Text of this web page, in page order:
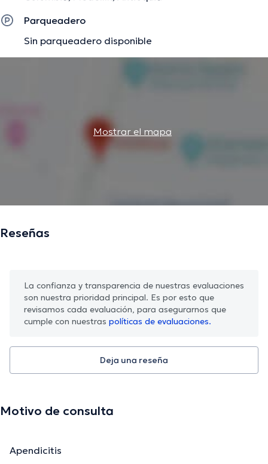
idiomas hablados por el Dr.
Parqueadero
Sin parqueadero disponible
Mostrar el mapa
Reseñas
La confianza y transparencia de nuestras evaluaciones
son nuestra prioridad principal. Es por esto que
revisamos cada evaluación, para asegurarnos que
cumple con nuestras políticas de evaluaciones.
Deja una reseña
Motivo de consulta
Apendicitis